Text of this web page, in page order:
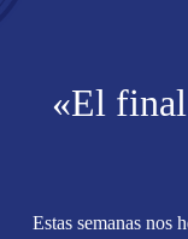
«El
Estas semanas nos